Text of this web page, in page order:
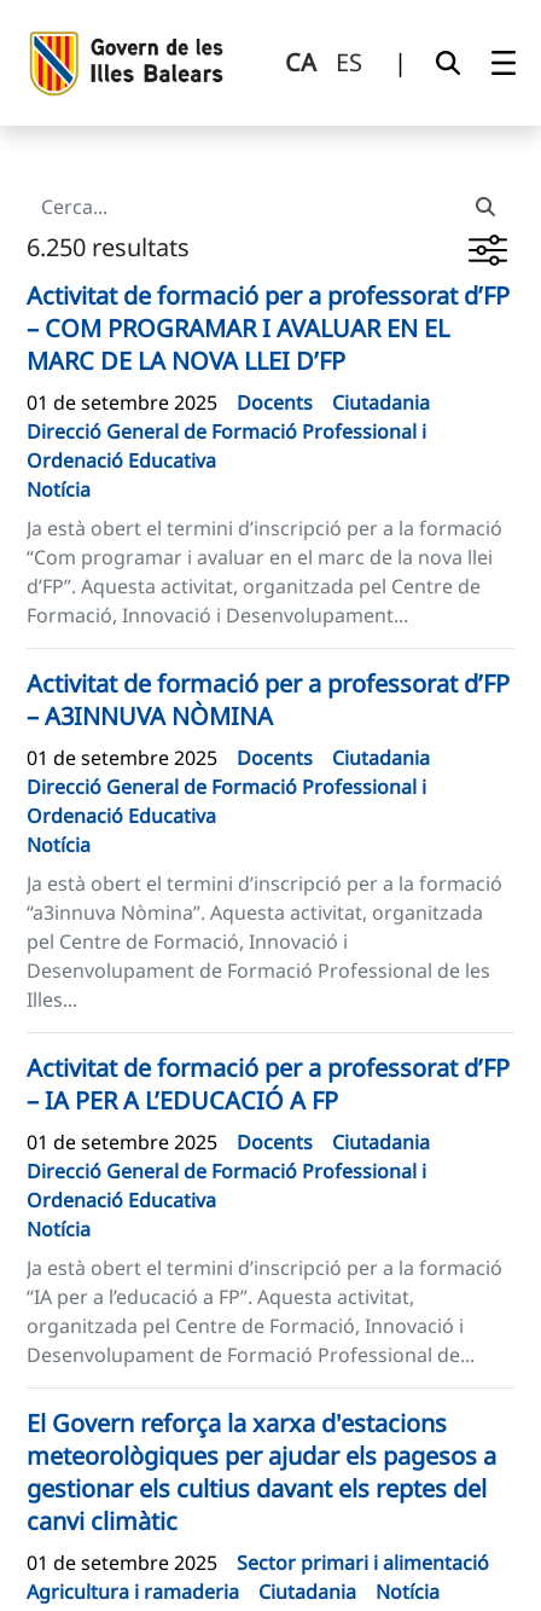
CA ES |
6.250 resultats
Activitat de formació per a professorat d’FP
– COM PROGRAMAR I AVALUAR EN EL
MARC DE LA NOVA LLEI D’FP
01 de setembre 2025 Docents
Ciutadania
Direcció General de Formació Professional i
Ordenació Educativa
Notícia
Ja està obert el termini d’inscripció per a la formació
“Com programar i avaluar en el marc de la nova llei
d’FP”. Aquesta activitat, organitzada pel Centre de
Formació, Innovació i Desenvolupament...
Activitat de formació per a professorat d’FP
– A3INNUVA NÒMINA
01 de setembre 2025 Docents
Ciutadania
Direcció General de Formació Professional i
Ordenació Educativa
Notícia
Ja està obert el termini d’inscripció per a la formació
“a3innuva Nòmina”. Aquesta activitat, organitzada
pel Centre de Formació, Innovació i
Desenvolupament de Formació Professional de les
Illes...
Activitat de formació per a professorat d’FP
– IA PER A L’EDUCACIÓ A FP
01 de setembre 2025 Docents
Ciutadania
Direcció General de Formació Professional i
Ordenació Educativa
Notícia
Ja està obert el termini d’inscripció per a la formació
“IA per a l’educació a FP”. Aquesta activitat,
organitzada pel Centre de Formació, Innovació i
Desenvolupament de Formació Professional de...
El Govern reforça la xarxa d'estacions
meteorològiques per ajudar els pagesos a
gestionar els cultius davant els reptes del
canvi climàtic
01 de setembre 2025
Sector primari i alimentació
Agricultura i ramaderia
Ciutadania
Notícia